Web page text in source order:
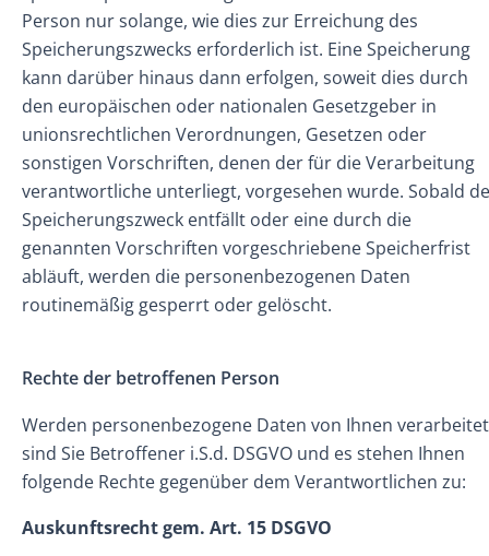
Person nur solange, wie dies zur Erreichung des
Speicherungszwecks erforderlich ist. Eine Speicherung
kann darüber hinaus dann erfolgen, soweit dies durch
den europäischen oder nationalen Gesetzgeber in
unionsrechtlichen Verordnungen, Gesetzen oder
sonstigen Vorschriften, denen der für die Verarbeitung
verantwortliche unterliegt, vorgesehen wurde. Sobald
Speicherungszweck entfällt oder eine durch die
genannten Vorschriften vorgeschriebene Speicherfrist
abläuft, werden die personenbezogenen Daten
routinemäßig gesperrt oder gelöscht.
Rechte der betroffenen Person
Werden personenbezogene Daten von Ihnen
sind Sie Betroffener i.S.d. DSGVO und es stehen Ihnen
folgende Rechte gegenüber dem Verantwortlichen zu:
Auskunftsrecht gem. Art. 15 DSGVO